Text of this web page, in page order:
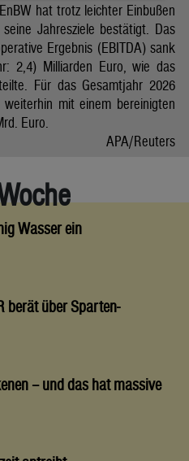
hat trotz leichter Einbußen
Jahresziele bestätigt. Das
Ergebnis (EBITDA) sank
2,4) Milliarden Euro, wie das
Für das Gesamtjahr 2026
mit einem bereinigten
Euro.
APA/Reuters
Wasser ein
berät über Sparten-
– und das hat massive